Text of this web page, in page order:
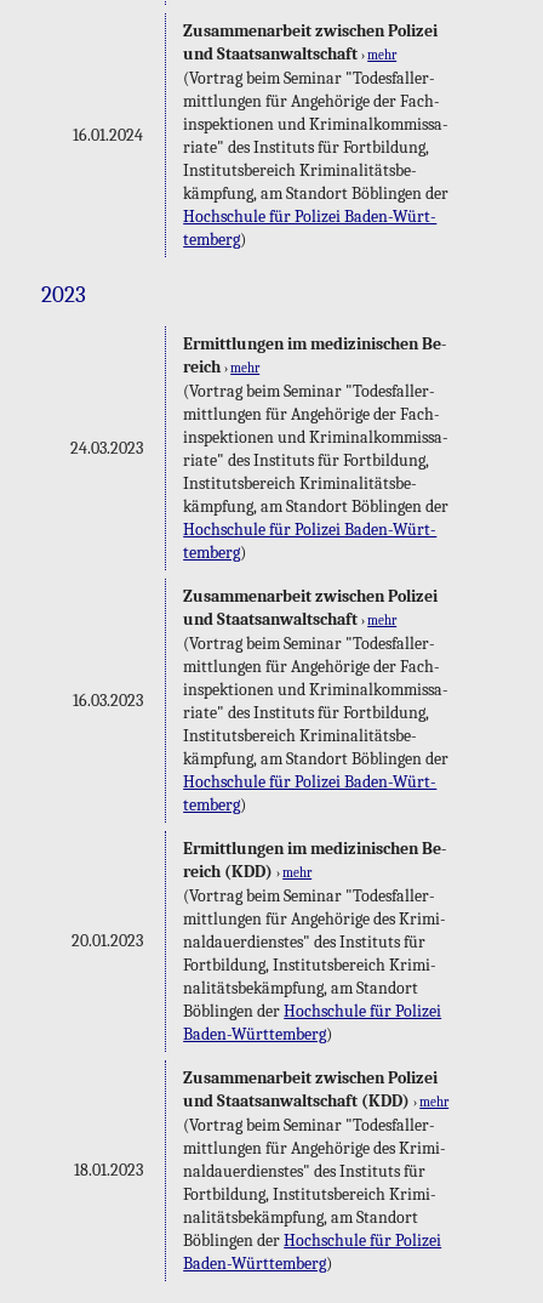
16.01.2024
Zu­sam­men­ar­beit zwi­schen Po­li­zei
und Staats­an­walt­schaft ›mehr
(Vor­trag beim Se­mi­nar "To­des­fall­er­
mitt­lun­gen für An­ge­hö­ri­ge der Fach­
in­spek­tio­nen und Kri­mi­nal­kom­mis­sa­
ria­te" des In­sti­tuts für Fort­bil­dung,
In­sti­tuts­be­reich Kri­mi­na­li­täts­be­
kämp­fung, am Stand­ort Böb­lin­gen der
Hoch­schu­le für Po­li­zei Ba­den-Würt­
tem­berg)
2023
24.03.2023
Er­mitt­lun­gen im me­di­zi­ni­schen Be­
reich ›mehr
(Vor­trag beim Se­mi­nar "To­des­fall­er­
mitt­lun­gen für An­ge­hö­ri­ge der Fach­
in­spek­tio­nen und Kri­mi­nal­kom­mis­sa­
ria­te" des In­sti­tuts für Fort­bil­dung,
In­sti­tuts­be­reich Kri­mi­na­li­täts­be­
kämp­fung, am Stand­ort Böb­lin­gen der
Hoch­schu­le für Po­li­zei Ba­den-Würt­
tem­berg)
16.03.2023
Zu­sam­men­ar­beit zwi­schen Po­li­zei
und Staats­an­walt­schaft ›mehr
(Vor­trag beim Se­mi­nar "To­des­fall­er­
mitt­lun­gen für An­ge­hö­ri­ge der Fach­
in­spek­tio­nen und Kri­mi­nal­kom­mis­sa­
ria­te" des In­sti­tuts für Fort­bil­dung,
In­sti­tuts­be­reich Kri­mi­na­li­täts­be­
kämp­fung, am Stand­ort Böb­lin­gen der
Hoch­schu­le für Po­li­zei Ba­den-Würt­
tem­berg)
20.01.2023
Er­mitt­lun­gen im me­di­zi­ni­schen Be­
reich (KDD) ›mehr
(Vor­trag beim Se­mi­nar "To­des­fall­er­
mitt­lun­gen für An­ge­hö­ri­ge des Kri­mi­
nal­dau­er­diens­tes" des In­sti­tuts für
Fort­bil­dung, In­sti­tuts­be­reich Kri­mi­
na­li­täts­be­kämp­fung, am Stand­ort
Böb­lin­gen derHoch­schu­le für Po­li­zei
Ba­den-Würt­tem­berg)
18.01.2023
Zu­sam­men­ar­beit zwi­schen Po­li­zei
und Staats­an­walt­schaft (KDD) ›mehr
(Vor­trag beim Se­mi­nar "To­des­fall­er­
mitt­lun­gen für An­ge­hö­ri­ge des Kri­mi­
nal­dau­er­diens­tes" des In­sti­tuts für
Fort­bil­dung, In­sti­tuts­be­reich Kri­mi­
na­li­täts­be­kämp­fung, am Stand­ort
Böb­lin­gen derHoch­schu­le für Po­li­zei
Ba­den-Würt­tem­berg)